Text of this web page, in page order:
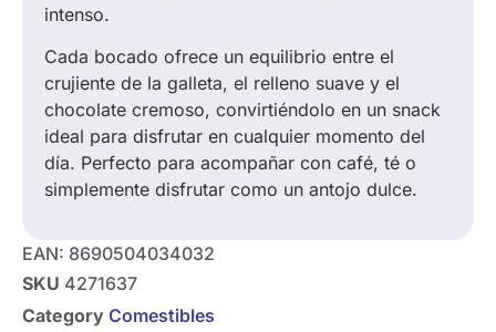
intenso.
Cada bocado ofrece un equilibrio entre el
crujiente de la galleta, el relleno suave y el
chocolate cremoso, convirtiéndolo en un snack
ideal para disfrutar en cualquier momento del
día. Perfecto para acompañar con café, té o
simplemente disfrutar como un antojo dulce.
EAN: 8690504034032
SKU 4271637
Category Comestibles